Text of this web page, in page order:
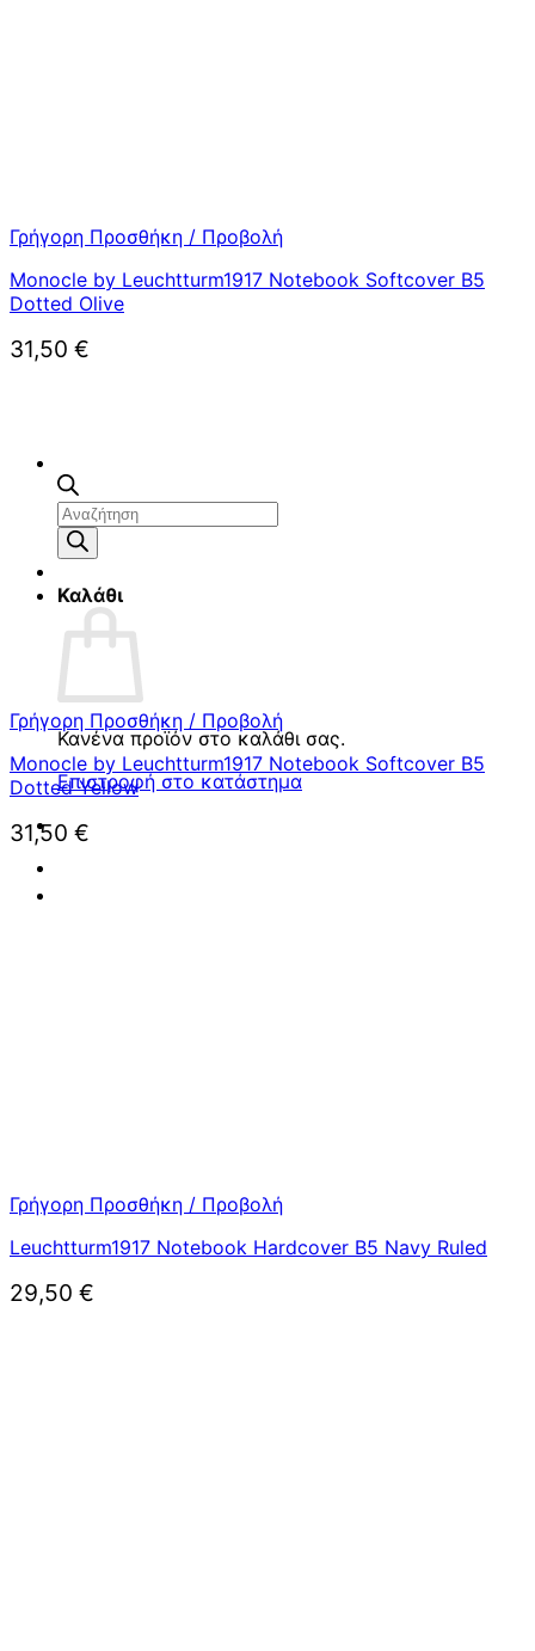
Αναζήτηση
προϊόντων
Καλάθι
Κανένα προϊόν στο καλάθι σας.
Επιστροφή στο κατάστημα
Γρήγορη Προσθήκη / Προβολή
Monocle by Leuchtturm1917 Notebook Softcover B5
Dotted Olive
31,50 €
Γρήγορη Προσθήκη / Προβολή
Monocle by Leuchtturm1917 Notebook Softcover B5
Dotted Yellow
31,50 €
Γρήγορη Προσθήκη / Προβολή
Leuchtturm1917 Notebook Hardcover B5 Navy Ruled
29,50 €